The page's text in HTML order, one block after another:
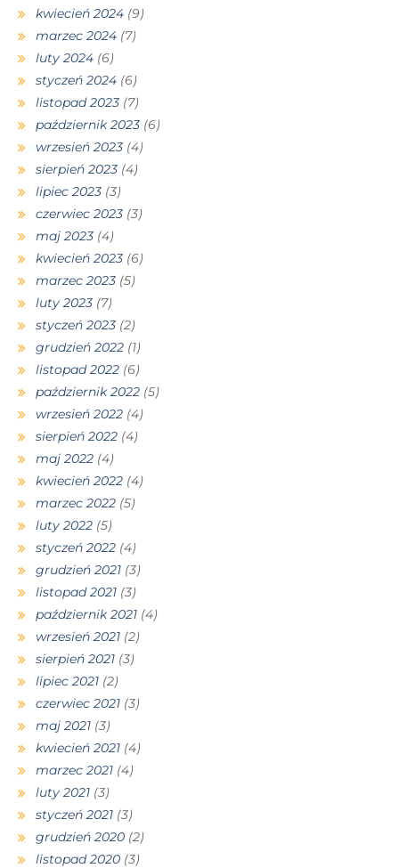
kwiecień 2024 (9)
marzec 2024 (7)
luty 2024 (6)
styczeń 2024 (6)
listopad 2023 (7)
październik 2023 (6)
wrzesień 2023 (4)
sierpień 2023 (4)
lipiec 2023 (3)
czerwiec 2023 (3)
maj 2023 (4)
kwiecień 2023 (6)
marzec 2023 (5)
luty 2023 (7)
styczeń 2023 (2)
grudzień 2022 (1)
listopad 2022 (6)
październik 2022 (5)
wrzesień 2022 (4)
sierpień 2022 (4)
maj 2022 (4)
kwiecień 2022 (4)
marzec 2022 (5)
luty 2022 (5)
styczeń 2022 (4)
grudzień 2021 (3)
listopad 2021 (3)
październik 2021 (4)
wrzesień 2021 (2)
sierpień 2021 (3)
lipiec 2021 (2)
czerwiec 2021 (3)
maj 2021 (3)
kwiecień 2021 (4)
marzec 2021 (4)
luty 2021 (3)
styczeń 2021 (3)
grudzień 2020 (2)
listopad 2020 (3)